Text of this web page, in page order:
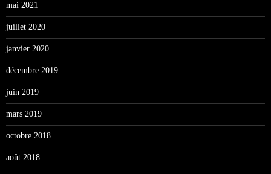
mai 2021
juillet 2020
janvier 2020
décembre 2019
juin 2019
mars 2019
octobre 2018
août 2018